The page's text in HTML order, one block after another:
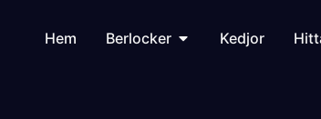
Hem Berlocker Kedjor